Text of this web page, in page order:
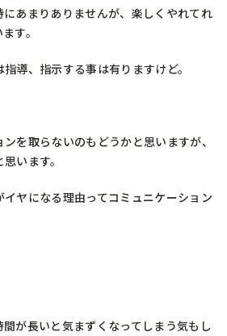
あまりありませんが、楽しくやれてれ
す。
導、指示する事は有りますけど。
を取らないのもどうかと思いますが、
います。
ヤになる理由ってコミュニケーション
が長いと気まずくなってしまう気もし